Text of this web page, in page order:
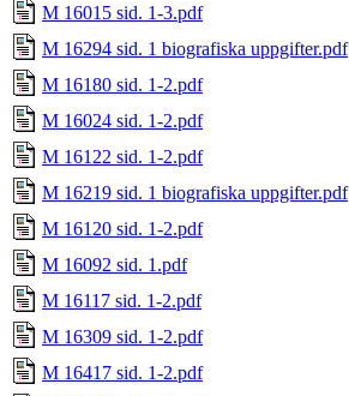
M 16015 sid. 1-3.pdf
M 16294 sid. 1 biografiska uppgifter.pdf
M 16180 sid. 1-2.pdf
M 16024 sid. 1-2.pdf
M 16122 sid. 1-2.pdf
M 16219 sid. 1 biografiska uppgifter.pdf
M 16120 sid. 1-2.pdf
M 16092 sid. 1.pdf
M 16117 sid. 1-2.pdf
M 16309 sid. 1-2.pdf
M 16417 sid. 1-2.pdf